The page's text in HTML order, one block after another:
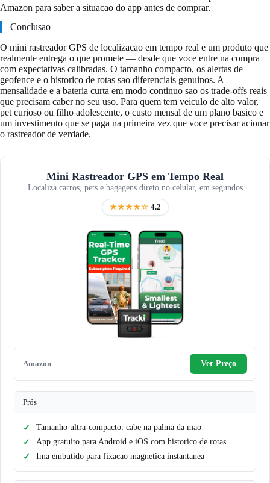
Amazon para saber a situacao do app antes de comprar.
Conclusao
O mini rastreador GPS de localizacao em tempo real e um produto que
realmente entrega o que promete — desde que voce entre na compra
com expectativas calibradas. O tamanho compacto, os alertas de
geofence e o historico de rotas sao diferenciais genuinos. A
mensalidade e a bateria curta em modo continuo sao os trade-offs reais
que precisam caber no seu uso. Para quem tem veiculo de alto valor,
pet curioso ou filho adolescente, o custo mensal de um plano basico e
um investimento que se paga na primeira vez que voce precisar acionar
o rastreador de verdade.
Mini Rastreador GPS em Tempo Real
Localiza carros, pets e bagagens direto no celular, em segundos
★★★★☆ 4.2
Amazon Ver Preço
Prós
Tamanho ultra-compacto: cabe na palma da mao
App gratuito para Android e iOS com historico de rotas
Ima embutido para fixacao magnetica instantanea